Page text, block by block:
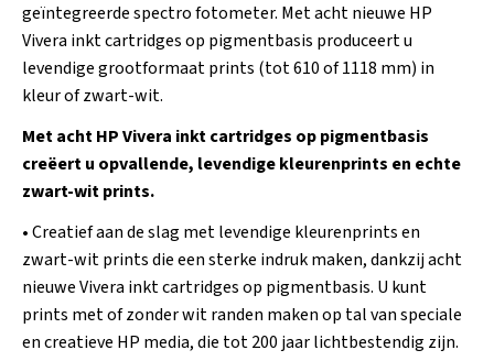
geïntegreerde spectro fotometer. Met acht nieuwe HP
Vivera inkt cartridges op pigmentbasis produceert u
levendige grootformaat prints (tot 610 of 1118 mm) in
kleur of zwart-wit.
Met acht HP Vivera inkt cartridges op pigmentbasis
creëert u opvallende, levendige kleurenprints en echte
zwart-wit prints.
• Creatief aan de slag met levendige kleurenprints en
zwart-wit prints die een sterke indruk maken, dankzij acht
nieuwe Vivera inkt cartridges op pigmentbasis. U kunt
prints met of zonder wit randen maken op tal van speciale
en creatieve HP media, die tot 200 jaar lichtbestendig zijn.